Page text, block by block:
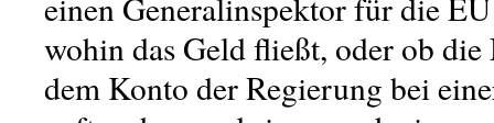
wohin das Geld fließt, oder ob
dem Konto der Regierung bei